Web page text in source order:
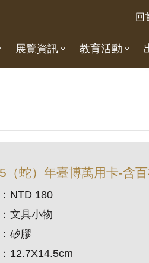
回
展覽資訊 教育活動
（蛇）年臺博萬用卡-含
NTD 180
文具小物
矽膠
12.7X14.5cm